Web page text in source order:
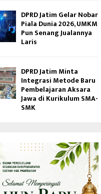
DPRD Jatim Gelar Nobar
Piala Dunia 2026, UMKM
Pun Senang Jualannya
Laris
DPRD Jatim Minta
Integrasi Metode Baru
Pembelajaran Aksara
Jawa di Kurikulum SMA-
SMK